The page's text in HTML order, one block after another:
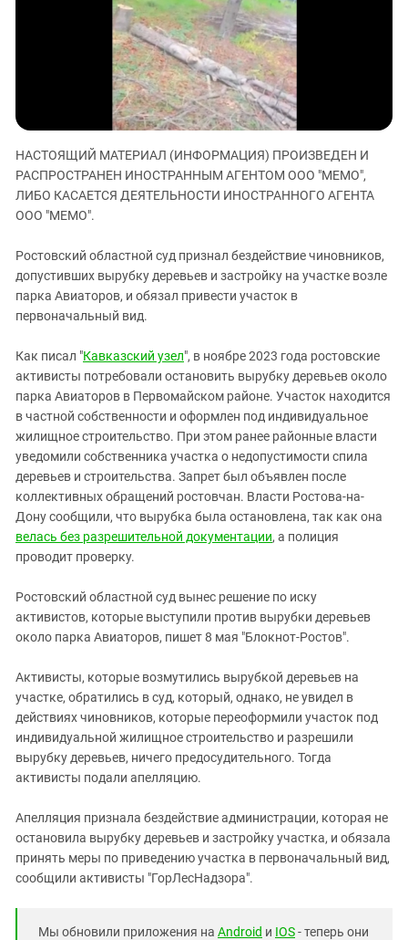
ЗАСТАВЛЯЕТ
КАВКАЗ ЗА ПАЛЕСТИНУ
ИНАКОМЫСЛИЕ В ЧЕЧНЕ
ПРЕСЛЕДОВАНИЕ АКТИВИСТОВ
МОБИЛИЗАЦИЯ И ПРОТЕСТЫ
Кабардино-Балкария
Карачаево-Черкесия
Краснодарский край
Российская Федерация
Северная Осетия - Алания
СКФО
Ставропольский край
Чечня
Южная Осетия
Южный Кавказ
ЮФО
НАСТОЯЩИЙ МАТЕРИАЛ (ИНФОРМАЦИЯ) ПРОИЗВЕДЕН И
РАСПРОСТРАНЕН ИНОСТРАННЫМ АГЕНТОМ ООО "МЕМО",
ЛИБО КАСАЕТСЯ ДЕЯТЕЛЬНОСТИ ИНОСТРАННОГО АГЕНТА
ООО "МЕМО".
Ростовский областной суд признал бездействие чиновников,
допустивших вырубку деревьев и застройку на участке возле
парка Авиаторов, и обязал привести участок в
первоначальный вид.
Как писал "Кавказский узел", в ноябре 2023 года ростовские
активисты потребовали остановить вырубку деревьев около
парка Авиаторов в Первомайском районе. Участок находится
в частной собственности и оформлен под индивидуальное
жилищное строительство. При этом ранее районные власти
уведомили собственника участка о недопустимости спила
деревьев и строительства. Запрет был объявлен после
коллективных обращений ростовчан. Власти Ростова-на-
Дону сообщили, что вырубка была остановлена, так как она
велась без разрешительной документации, а полиция
проводит проверку.
Ростовский областной суд вынес решение по иску
активистов, которые выступили против вырубки деревьев
около парка Авиаторов, пишет 8 мая "Блокнот-Ростов".
Активисты, которые возмутились вырубкой деревьев на
участке, обратились в суд, который, однако, не увидел в
действиях чиновников, которые переоформили участок под
индивидуальной жилищное строительство и разрешили
вырубку деревьев, ничего предосудительного. Тогда
активисты подали апелляцию.
Апелляция признала бездействие администрации, которая не
остановила вырубку деревьев и застройку участка, и обязала
принять меры по приведению участка в первоначальный вид,
сообщили активисты "ГорЛесНадзора".
Мы обновили приложения на Android и IOS- теперь они